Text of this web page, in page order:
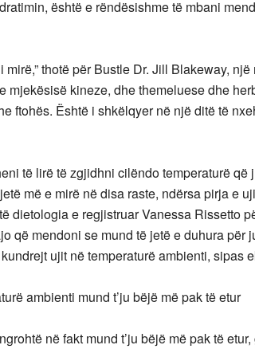
është e rëndësishme të mbani
mirë,” thotë për Bustle Dr. Jill Blakeway,
mjekësisë kineze, dhe themeluese dhe
ftohës. Është i shkëlqyer në një ditë të
të lirë të zgjidhni cilëndo temperaturë që
më e mirë në disa raste, ndërsa pirja e
dietologia e regjistruar Vanessa Rissetto
që mendoni se mund të jetë e duhura për
ujit në temperaturë ambienti, sipas
ambienti mund t’ju bëjë më pak të etur
në fakt mund t’ju bëjë më pak të